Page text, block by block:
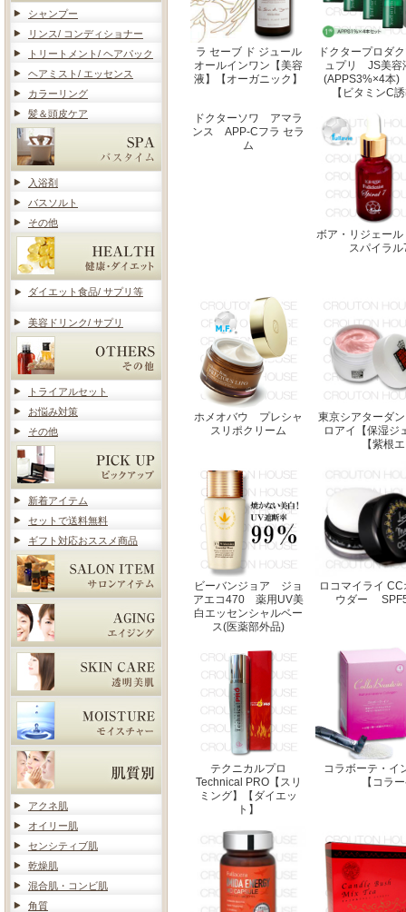
シャンプー
リンス/ コンディショナー
トリートメント/ ヘアパック
ヘアミスト/ エッセンス
カラーリング
髪＆頭皮ケア
入浴剤
バスソルト
その他
ダイエット食品/ サプリ等
美容ドリンク/ サプリ
トライアルセット
お悩み対策
その他
新着アイテム
セットで送料無料
ギフト対応おススメ商品
アクネ肌
オイリー肌
センシティブ肌
乾燥肌
混合肌・コンビ肌
角質
ラ セーブ ド ジュール
オールインワン【美容
液】【オーガニック】
ドクタープロダ
ュプリ JS美
(APPS3%×4本)
【ビタミンC
ドクターソワ アマラ
ンス APP-Cフラ セラ
ム
ボア・リジェー
スパイラ
ホメオバウ プレシャ
スリポクリーム
東京シアターダ
ロアイ【保湿ジ
【紫根
ビーバンジョア ジョ
アエコ470 薬用UV美
白エッセンシャルベー
ス(医薬部外品)
ロコマイライ
ウダー
テクニカルプロ
Technical PRO【スリ
ミング】【ダイエッ
ト】
コラボーテ・イ
【コラ